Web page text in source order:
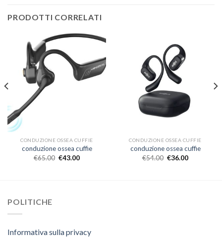
PRODOTTI CORRELATI
CONDUZIONE OSSEA CUFFIE
conduzione ossea cuffie
€65.00 €43.00
CONDUZIONE OSSEA CUFFIE
conduzione ossea cuffie
€54.00 €36.00
POLITICHE
Informativa sulla privacy